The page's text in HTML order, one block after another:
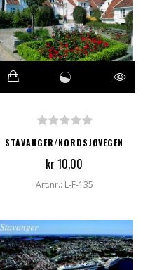
STAVANGER/NORDSJØVEGEN
kr 10,00
Art.nr.: L-F-135